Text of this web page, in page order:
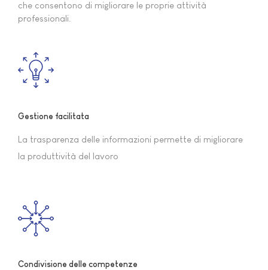
che consentono di migliorare le proprie attività
professionali.
Gestione facilitata
La trasparenza delle informazioni permette di migliorare
la produttività del lavoro
Condivisione delle competenze